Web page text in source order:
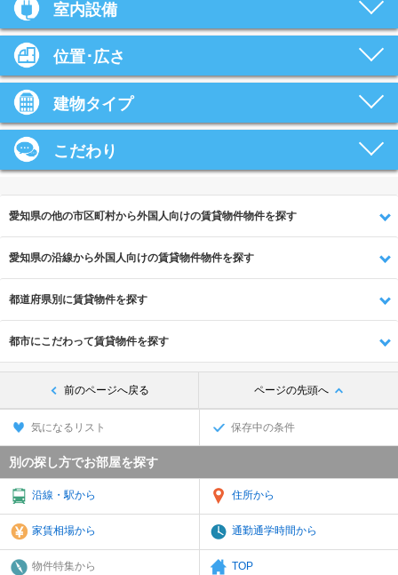
室内設備
位置･広さ
建物タイプ
こだわり
愛知県の他の市区町村から外国人向けの賃貸物件物件を探す
愛知県の沿線から外国人向けの賃貸物件物件を探す
都道府県別に賃貸物件を探す
都市にこだわって賃貸物件を探す
前のページへ戻る ページの先頭へ
気になるリスト 保存中の条件
別の探し方でお部屋を探す
沿線・駅から 住所から
家賃相場から 通勤通学時間から
物件特集から TOP